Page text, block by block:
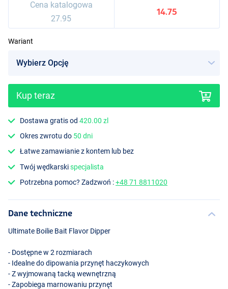
Cena katalogowa
27.95
14.75
Wariant
Kup teraz
Dostawa gratis od420.00 zl
Okres zwrotu do 50 dni
Łatwe zamawianie z kontem lub bez
Twój wędkarskispecjalista
Potrzebna pomoc? Zadzwoń :+48 71 8811020
Dane techniczne
Ultimate Boilie Bait Flavor Dipper
- Dostępne w 2 rozmiarach
- Idealne do dipowania przynęt haczykowych
- Z wyjmowaną tacką wewnętrzną
- Zapobiega marnowaniu przynęt